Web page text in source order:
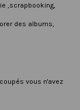
,scrapbooking,
des albums,
vous n'avez